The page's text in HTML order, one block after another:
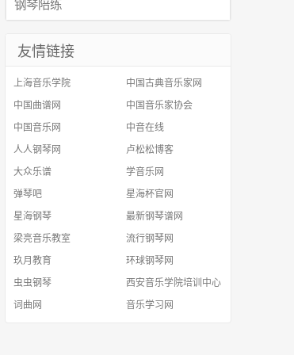
友情链接
上海音乐学院
中国古典音乐家网
中国曲谱网
中国音乐家协会
中国音乐网
中音在线
人人钢琴网
卢松松博客
大众乐谱
学音乐网
弹琴吧
星海杯官网
星海钢琴
最新钢琴谱网
梁亮音乐教室
流行钢琴网
玖月教育
环球钢琴网
虫虫钢琴
西安音乐学院培训中心
词曲网
音乐学习网